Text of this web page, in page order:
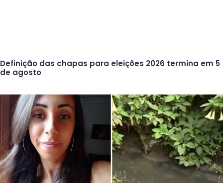
Definição das chapas para eleições 2026 termina em 5
de agosto